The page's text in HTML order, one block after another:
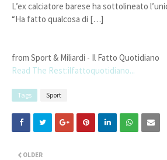
L’ex calciatore barese ha sottolineato
“Ha fatto qualcosa di […]
from Sport & Miliardi - Il Fatto Quotidiano
Read The Rest:ilfattoquotidiano...
Tags Sport
OLDER